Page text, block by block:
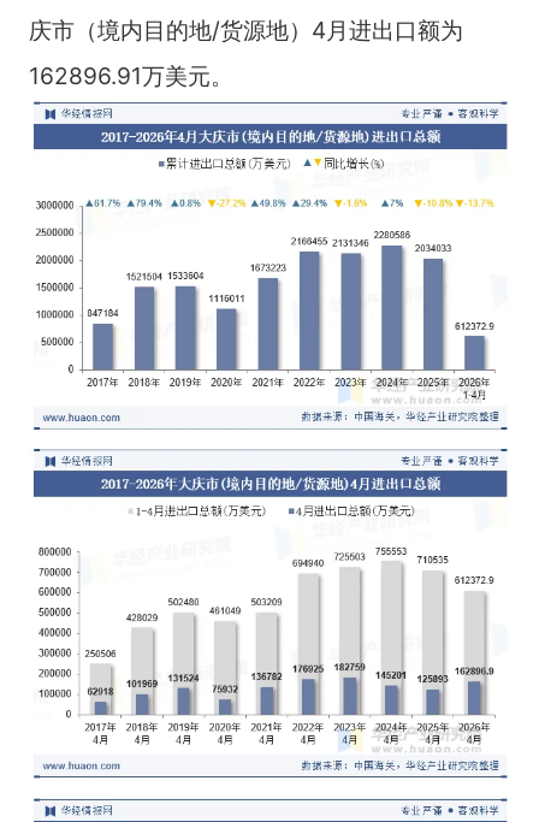
庆市（境内目的地/货源地）4月进出口额为
162896.91万美元。